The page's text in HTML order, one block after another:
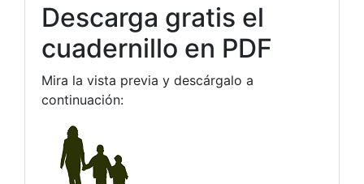
Descarga gratis el
cuadernillo en PDF
Mira la vista previa y descárgalo a
continuación: